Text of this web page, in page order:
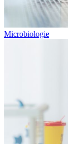
Microbiologie